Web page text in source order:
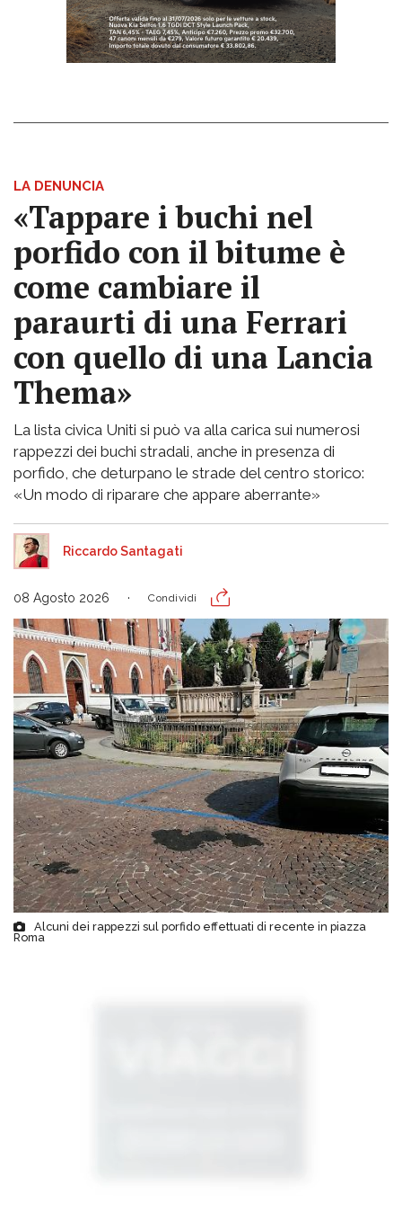
LA DENUNCIA
«Tappare i buchi nel
porfido con il bitume è
come cambiare il
paraurti di una Ferrari
con quello di una Lancia
Thema»
La lista civica Uniti si può va alla carica sui numerosi
rappezzi dei buchi stradali, anche in presenza di
porfido, che deturpano le strade del centro storico:
«Un modo di riparare che appare aberrante»
Riccardo Santagati
08 Agosto 2026 Condividi
Alcuni dei rappezzi sul porfido effettuati di recente in piazza
Roma